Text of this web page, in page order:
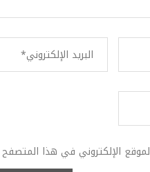
الإلكتروني في هذا